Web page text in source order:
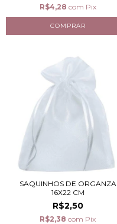
R$4,28 com Pix
SAQUINHOS DE ORGANZA
16X22 CM
R$2,50
R$2,38 com Pix